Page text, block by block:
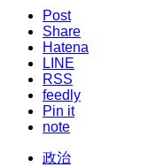
Post
Share
Hatena
LINE
RSS
feedly
Pin it
note
政治